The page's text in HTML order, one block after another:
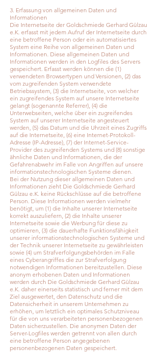
3. Erfassung von allgemeinen Daten und
Informationen
Die Internetseite der Goldschmiede Gerhard Gülzau
e.K. erfasst mit jedem Aufruf der Internetseite durch
eine betroffene Person oder ein automatisiertes
System eine Reihe von allgemeinen Daten und
Informationen. Diese allgemeinen Daten und
Informationen werden in den Logfiles des Servers
gespeichert. Erfasst werden können die (1)
verwendeten Browsertypen und Versionen, (2) das
vom zugreifenden System verwendete
Betriebssystem, (3) die Internetseite, von welcher
ein zugreifendes System auf unsere Internetseite
gelangt (sogenannte Referrer), (4) die
Unterwebseiten, welche über ein zugreifendes
System auf unserer Internetseite angesteuert
werden, (5) das Datum und die Uhrzeit eines Zugriffs
auf die Internetseite, (6) eine Internet-Protokoll-
Adresse (IP-Adresse), (7) der Internet-Service-
Provider des zugreifenden Systems und (8) sonstige
ähnliche Daten und Informationen, die der
Gefahrenabwehr im Falle von Angriffen auf unsere
informationstechnologischen Systeme dienen.
Bei der Nutzung dieser allgemeinen Daten und
Informationen zieht Die Goldschmiede Gerhard
Gülzau e.K. keine Rückschlüsse auf die betroffene
Person. Diese Informationen werden vielmehr
benötigt, um (1) die Inhalte unserer Internetseite
korrekt auszuliefern, (2) die Inhalte unserer
Internetseite sowie die Werbung für diese zu
optimieren, (3) die dauerhafte Funktionsfähigkeit
unserer informationstechnologischen Systeme und
der Technik unserer Internetseite zu gewährleisten
sowie (4) um Strafverfolgungsbehörden im Falle
eines Cyberangriffes die zur Strafverfolgung
notwendigen Informationen bereitzustellen. Diese
anonym erhobenen Daten und Informationen
werden durch Die Goldschmiede Gerhard Gülzau
e.K. daher einerseits statistisch und ferner mit dem
Ziel ausgewertet, den Datenschutz und die
Datensicherheit in unserem Unternehmen zu
erhöhen, um letztlich ein optimales Schutzniveau
für die von uns verarbeiteten personenbezogenen
Daten sicherzustellen. Die anonymen Daten der
Server-Logfiles werden getrennt von allen durch
eine betroffene Person angegebenen
personenbezogenen Daten gespeichert.